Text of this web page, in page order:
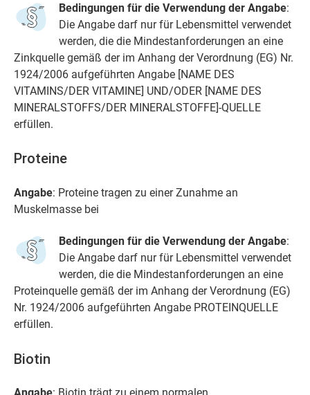
Bedingungen für die Verwendung der Angabe:
Die Angabe darf nur für Lebensmittel verwendet
werden, die die Mindestanforderungen an eine
Zinkquelle gemäß der im Anhang der Verordnung (EG) Nr.
1924/2006 aufgeführten Angabe [NAME DES
VITAMINS/DER VITAMINE] UND/ODER [NAME DES
MINERALSTOFFS/DER MINERALSTOFFE]-QUELLE
erfüllen.
Proteine
Angabe: Proteine tragen zu einer Zunahme an
Muskelmasse bei
Bedingungen für die Verwendung der Angabe:
Die Angabe darf nur für Lebensmittel verwendet
werden, die die Mindestanforderungen an eine
Proteinquelle gemäß der im Anhang der Verordnung (EG)
Nr. 1924/2006 aufgeführten Angabe PROTEINQUELLE
erfüllen.
Biotin